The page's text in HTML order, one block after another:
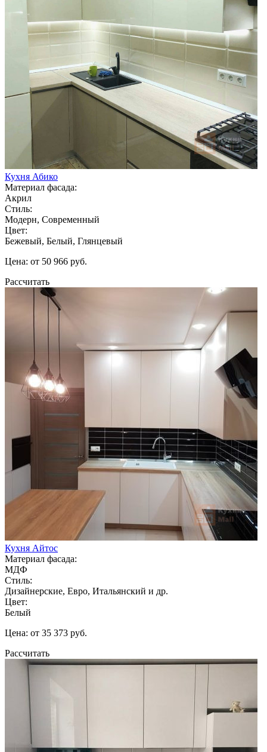
Кухня Абико
Материал фасада:
Акрил
Стиль:
Модерн, Современный
Цвет:
Бежевый, Белый, Глянцевый
Цена: от 50 966 руб.
Рассчитать
Кухня Айтос
Материал фасада:
МДФ
Стиль:
Дизайнерские, Евро, Итальянский и др.
Цвет:
Белый
Цена: от 35 373 руб.
Рассчитать